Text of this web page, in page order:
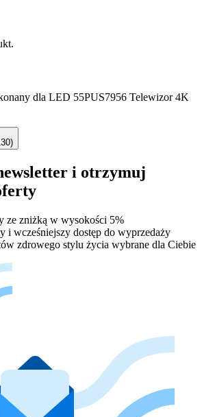
dla LED 55PUS7956 Telewizor 4K
i otrzymuj
ze zniżką w wysokości 5%
i wcześniejszy dostęp do wyprzedaży
zdrowego stylu życia wybrane dla Ciebie